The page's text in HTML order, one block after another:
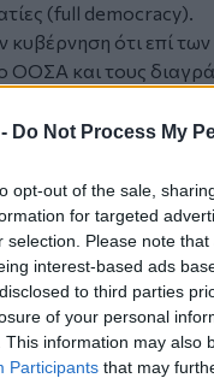
Do Not Process My
opt-out of the sale,
for targeted
selection. Please note
interest-based ads
to third parties
of your personal
This information may also
Participants that may
(full democracy).
ότι επί των
ΟΟΣΑ και τους
ΟΟΣΑ, που
και εταίρων του
για τη
με τις
ποιότητα
για μία ακόμη φορά
του ζητούν το ΠΑΣΟΚ
και το
4%, και θα